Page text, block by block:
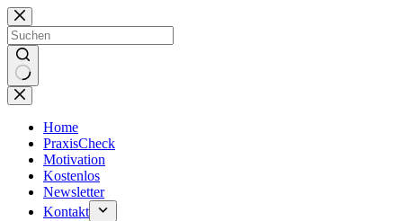
Zum
Inhalt
springen
Keine
Ergebnisse
Home
PraxisCheck
Motivation
Kostenlos
Newsletter
Kontakt